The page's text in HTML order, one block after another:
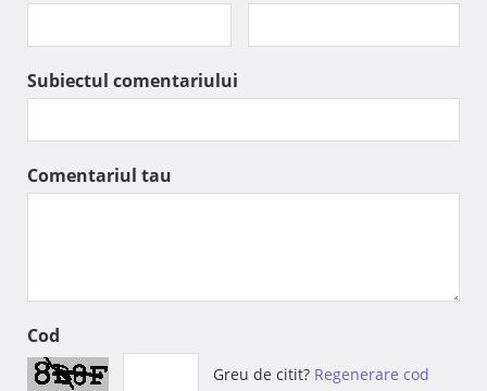
Subiectul comentariului
Comentariul tau
Cod
Greu de citit? Regenerare cod